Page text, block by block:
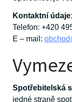
Kontaktní údaje:
Telefon: +420
E – mail:
Spotřebitelská
jedné straně